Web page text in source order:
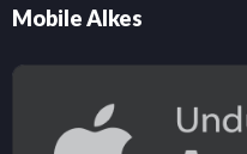
Mobile Alkes